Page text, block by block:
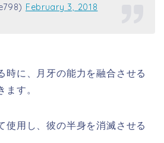
February 3, 2018
時に、月牙の能力を融合させる
す。
使用し、彼の半身を消滅させる